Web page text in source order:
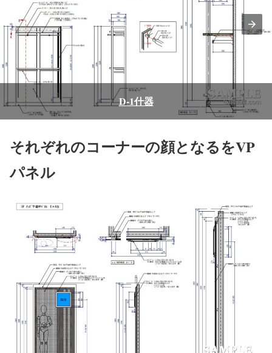
D-1什器
それぞれのコーナーの顔となるをVP
パネル